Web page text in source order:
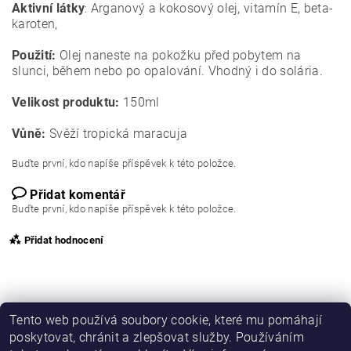
Aktivní látky: Arganový a kokosový olej, vitamín E, beta-
karoten,
Použití: Olej naneste na pokožku před pobytem na
slunci, během nebo po opalování. Vhodný i do solária.
Velikost produktu: 150ml
Vůně: Svěží tropická maracuja
Buďte první, kdo napíše příspěvek k této položce.
Přidat komentář
Buďte první, kdo napíše příspěvek k této položce.
Přidat hodnocení
Tento web používá soubory cookie, které mu pomáhají
poskytovat, chránit a zlepšovat služby. Používáním